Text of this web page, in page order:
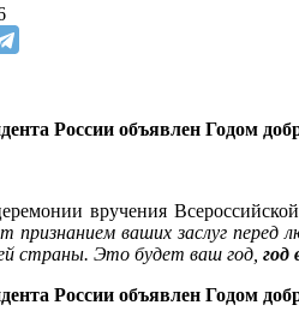
России объявлен Годом
вручения
признанием ваших заслуг
страны. Это будет ваш год, год
России объявлен Годом